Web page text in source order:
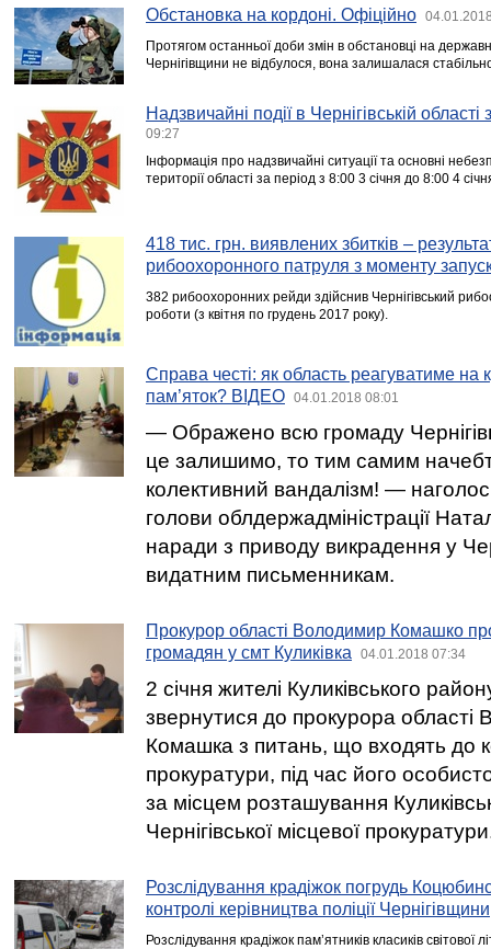
Обстановка на кордоні. Офіційно
Протягом останньої доби змін в обстановці на
Чернігівщини не відбулося, вона залишалася
Надзвичайні події в Чернігівській
09:27
Інформація про надзвичайні ситуації та основні
території області за період з 8:00 3 січня до 8:00 4
418 тис. грн. виявлених збитків –
рибоохоронного патруля з моменту
382 рибоохоронних рейди здійснив Чернігівський
роботи (з квітня по грудень 2017 року).
Справа честі: як область реагуватиме на
пам’яток? ВІДЕО
04.01.2018 08:01
— Ображено всю громаду
це залишимо, то тим самим
колективний вандалізм! —
голови облдержадміністрації
наради з приводу викрадення у
видатним письменникам.
Прокурор області Володимир Комашко
громадян у смт Куликівка
04.01.2018 07:34
2 січня жителі Куликівського
звернутися до прокурора області
Комашка з питань, що входять до
прокуратури, під час його
за місцем розташування
Чернігівської місцевої
Розслідування крадіжок погрудь
контролі керівництва поліції Чернігівщини
Розслідування крадіжок пам’ятників класиків